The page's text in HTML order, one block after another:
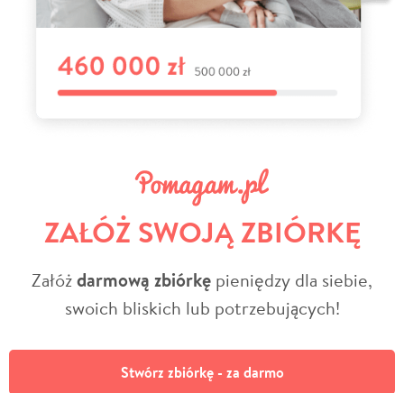
ZAŁÓŻ SWOJĄ ZBIÓRKĘ
Załóżdarmową zbiórkę pieniędzy dla siebie,
swoich bliskich lub potrzebujących!
Stwórz zbiórkę - za darmo